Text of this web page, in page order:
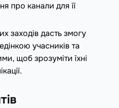
про канали для її
заходів дасть змогу
учасників та
щоб зрозуміти їхні